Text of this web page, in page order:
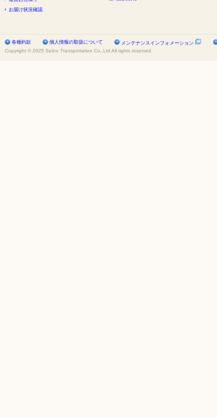
お届け状況確認
各種約款 個人情報の取扱について
メンテナンスインフォメーション
Copyright © 2025 Seino Transportation Co.,Ltd All rights reserved.